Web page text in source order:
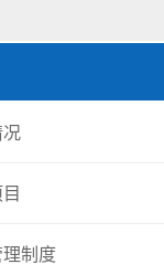
况
理制度